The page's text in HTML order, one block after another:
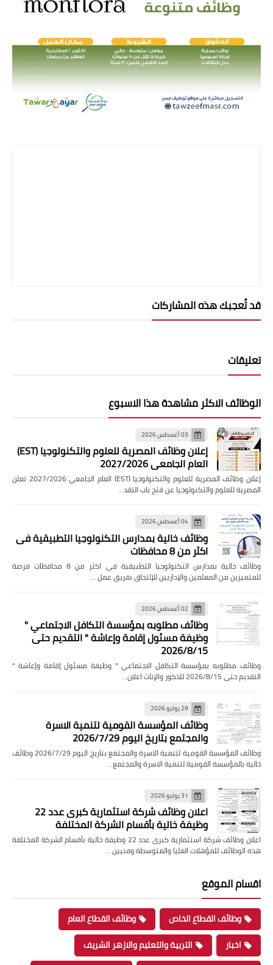
قد تُعجبك هذه المشاركات
تعليقات
الوظائف الاكثر مشاهدة هذا الاسبوع
03 أغسطس 2026
إعلان وظائف المصرية للعلوم والتكنولوجيا (EST)
العام الجامعي 2027/2026
إعلان وظائف المصرية للعلوم والتكنولوجيا (EST) العام الجامعي 2027/2026 تعلن
المصرية للعلوم والتكنولوجيا عن فتح باب التقد…
04 أغسطس 2026
وظائف خالية بمدارس التكنولوجيا التطبيقية فى
اكثر من 8 محافظات
وظائف خالية بمدارس التكنولوجيا التطبيقية فى اكثر من 8 محافظات فرصة
للمتميزين من المعلمين والإداريين للإلتحاق بفريق عمل …
02 أغسطس 2026
وظائف مطلوبه بمؤسسة التكافل الاجتماعي "
وظيفة مسئول إقامة وإعاشة " التقديم حتى
2026/8/15
وظائف مطلوبه بمؤسسة التكافل الاجتماعي " وظيفة مسئول إقامة وإعاشة "
التقديم حتى 2026/8/15 للذكور والإناث اعلان…
29 يوليو 2026
وظائف المؤسسة القومية لتنمية الاسرة
والمجتمع بتاريخ اليوم 2026/7/29
وظائف المؤسسة القومية لتنمية الاسرة والمجتمع بتاريخ اليوم 2026/7/29 وظائف
خالية بالمؤسسة القومية لتنمية الاسرة والمجتمع…
31 يوليو 2026
اعلان وظائف شركة استثمارية كبرى عدد 22
وظيفة خالية بأقسام الشركة المختلفة
اعلان وظائف شركة استثمارية كبرى عدد 22 وظيفة خالية بأقسام الشركة المختلفة
هذه الوظائف للمؤهلات العليا والمتوسطة وفنيين …
اقسام الموقع
وظائف القطاع الخاص
وظائف القطاع العام
اخبار
التربية والتعليم والازهر الشريف